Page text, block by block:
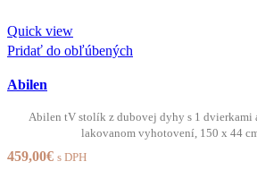
Quick view
Pridať do obľúbených
Abilen
Abilen tV stolík z dubovej dyhy s 1 dvierkami
lakovanom vyhotovení, 150 x 44
459,00€ s DPH